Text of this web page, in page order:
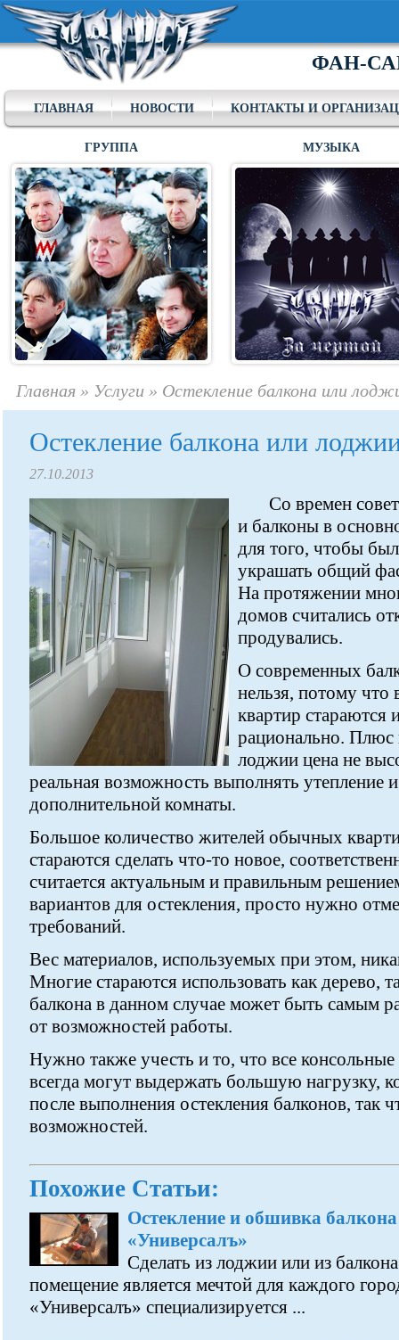
ФАН-
ГЛАВНАЯ НОВОСТИ КОНТАКТЫ И
ГРУППА МУЗЫКА
Главная » Услуги » Остекление балкона или
Остекление балкона или
27.10.2013
Со времен
и балконы в
для того, чтобы
украшать общий
На протяжении
домов считались
продувались.
О современных
нельзя, потому
квартир стараются
рационально. Плюс
лоджии цена не
реальная возможность выполнять утепление
дополнительной комнаты.
Большое количество жителей обычных
стараются сделать что-то новое,
считается актуальным и правильным
вариантов для остекления, просто нужно
требований.
Вес материалов, используемых при этом,
Многие стараются использовать как дерево,
балкона в данном случае может быть самым
от возможностей работы.
Нужно также учесть и то, что все
всегда могут выдержать большую нагрузку,
после выполнения остекления балконов, так
возможностей.
Похожие Статьи:
Остекление и обшивка
«Универсалъ»
Сделать из лоджии или из
помещение является мечтой для каждого
«Универсалъ» специализируется ...